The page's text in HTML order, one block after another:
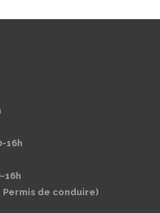
16h
16h
Permis de conduire)